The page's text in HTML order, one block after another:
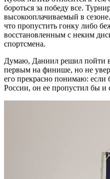
бороться за победу все.
высокооплачиваемый в
что пропустить гонку либо
восстановленным с неким
спортсмена.
Думаю, Даниил решил пойти
первым на финише, но не
его прекрасно понимаю: если
России, он ее пропустил бы и